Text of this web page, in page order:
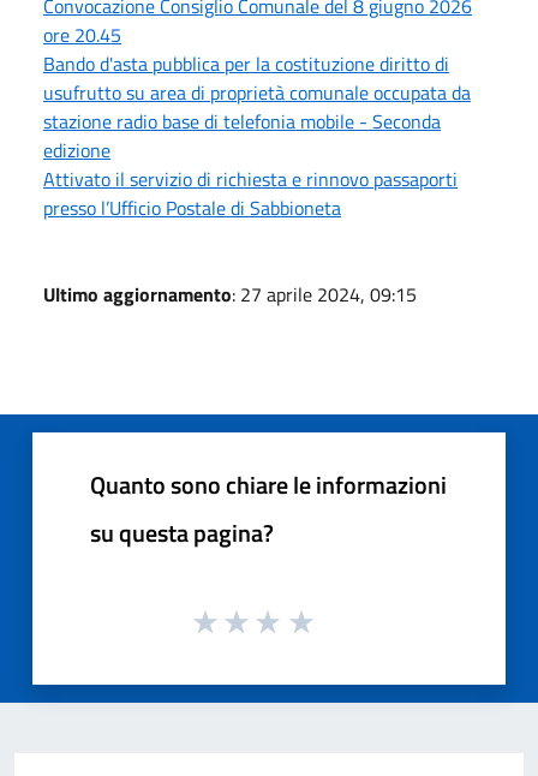
ore 20.45
Bando d'asta pubblica per la costituzione diritto di
usufrutto su area di proprietà comunale occupata da
stazione radio base di telefonia mobile - Seconda
edizione
Attivato il servizio di richiesta e rinnovo passaporti
presso l’Ufficio Postale di Sabbioneta
Ultimo aggiornamento: 27 aprile 2024, 09:15
Quanto sono chiare le informazioni
su questa pagina?